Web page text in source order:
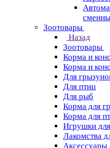
Зоотовары
Назад
Зоотовары
Корма и
Корма и
Для
Для птиц
Для рыб
Корма для
Корма для
Игрушки
Лакомства
Аксессуары